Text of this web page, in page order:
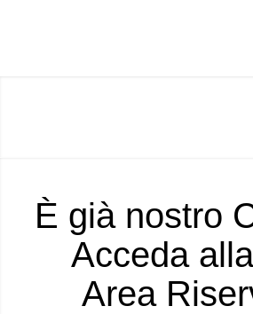
È già nostro
Acceda
Area